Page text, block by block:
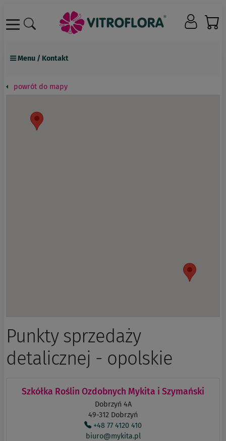
Menu / Kontakt
Przedstawiciele
Punkty sprzedaży detalicznej
powrót do mapy
Punkty sprzedaży
detalicznej - opolskie
Szkółka Roślin Ozdobnych Mykita i Szymański
Dobrzyń 4A
49-312 Dobrzyń
+48 77 4120 410
biuro@mykita.pl